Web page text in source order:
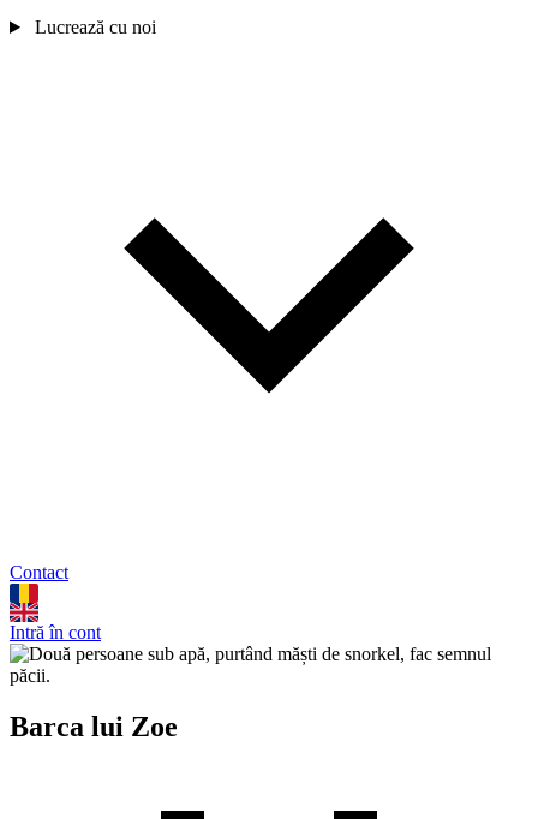
Lucrează cu noi
Contact
Intră în cont
Barca lui Zoe